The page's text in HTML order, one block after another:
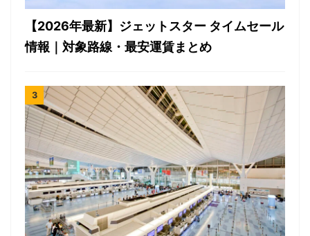
【2026年最新】ジェットスター タイムセール
情報｜対象路線・最安運賃まとめ